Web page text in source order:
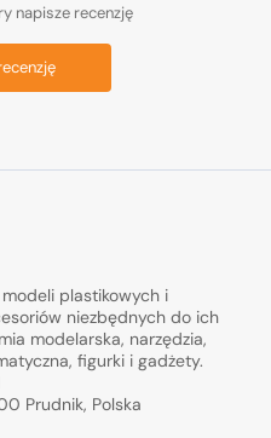
napisze recenzję
plastikowych i
niezbędnych do ich
modelarska, narzędzia,
figurki i gadżety.
Prudnik, Polska